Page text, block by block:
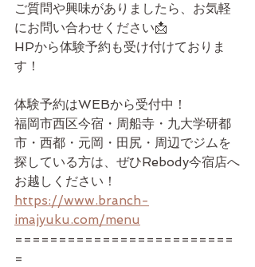
ご質問や興味がありましたら、お気軽
にお問い合わせください📩
HPから体験予約も受け付けておりま
す！
体験予約はWEBから受付中！
福岡市西区今宿・周船寺・九大学研都
市・西都・元岡・田尻・周辺でジムを
探している方は、ぜひRebody今宿店へ
お越しください！
https://www.branch-
imajyuku.com/menu
=========================
=